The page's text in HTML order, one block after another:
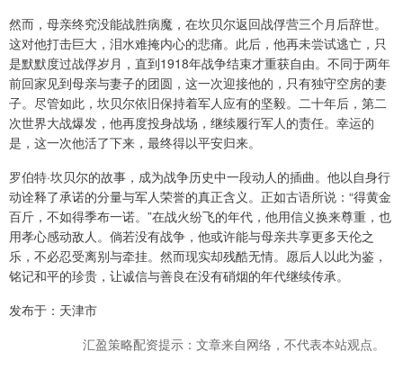
然而，母亲终究没能战胜病魔，在坎贝尔返回战俘营三个月后辞世。
这对他打击巨大，泪水难掩内心的悲痛。此后，他再未尝试逃亡，只
是默默度过战俘岁月，直到1918年战争结束才重获自由。不同于两年
前回家见到母亲与妻子的团圆，这一次迎接他的，只有独守空房的妻
子。尽管如此，坎贝尔依旧保持着军人应有的坚毅。二十年后，第二
次世界大战爆发，他再度投身战场，继续履行军人的责任。幸运的
是，这一次他活了下来，最终得以平安归来。
罗伯特·坎贝尔的故事，成为战争历史中一段动人的插曲。他以自身行
动诠释了承诺的分量与军人荣誉的真正含义。正如古语所说：“得黄金
百斤，不如得季布一诺。”在战火纷飞的年代，他用信义换来尊重，也
用孝心感动敌人。倘若没有战争，他或许能与母亲共享更多天伦之
乐，不必忍受离别与牵挂。然而现实却残酷无情。愿后人以此为鉴，
铭记和平的珍贵，让诚信与善良在没有硝烟的年代继续传承。
发布于：天津市
汇盈策略配资提示：文章来自网络，不代表本站观点。